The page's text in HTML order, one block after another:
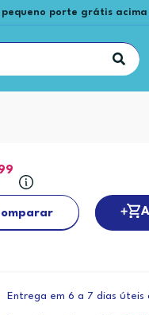
porte grátis acima
Entrega em 6 a 7 dias